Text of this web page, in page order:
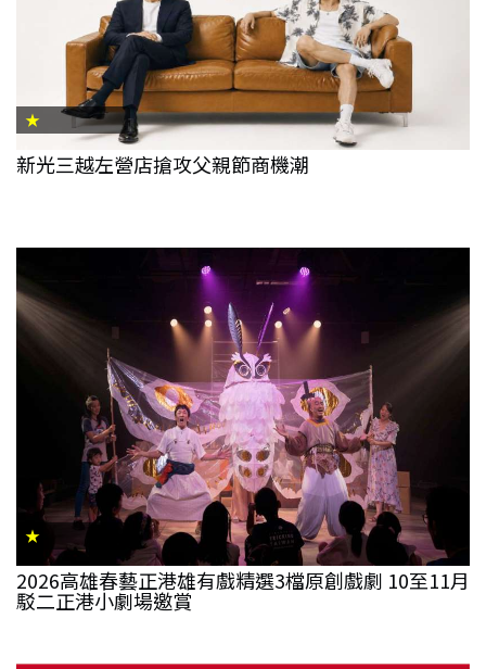
★
新光三越左營店搶攻父親節商機潮
★
2026高雄春藝正港雄有戲精選3檔原創戲劇 10至11月
駁二正港小劇場邀賞